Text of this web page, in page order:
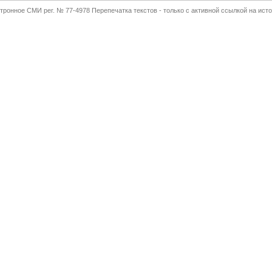
СМИ рег. № 77-4978 Перепечатка текстов - только с активной ссылкой на